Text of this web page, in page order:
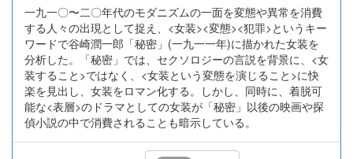
一九一〇〜二〇年代のモダニズムの一面を変態や異常を消費
する人々の出現として捉え、<女装><変態><犯罪>というキー
ワードで谷崎潤一郎「秘密」(一九一一年)に描かれた女装を
分析した。「秘密」では、セクソロジーの言説を背景に、<女
装すること>ではなく、<女装という変態を演じること>に快
楽を見出し、女装をロマン化する。しかし、同時に、着脱可
能な<表層>のドラマとしての女装が「秘密」以後の映画や探
偵小説の中で消費されることも暗示している。